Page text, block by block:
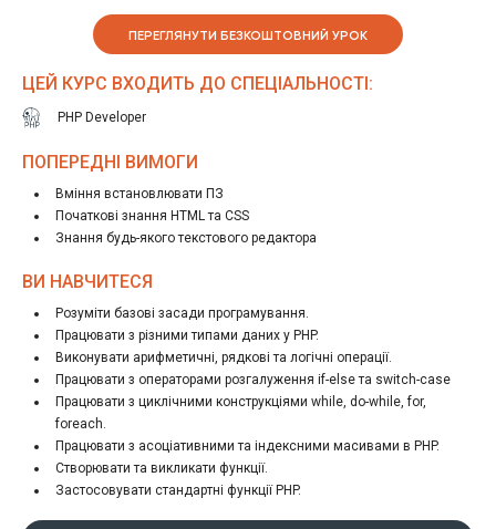
типами даних, виразами та операціями в PHP, вивчіть основи
застосування циклічних та умовних конструкцій. На курсі будуть
розглянуті індексні та асоціативні масиви, як часто застосовні типи
даних. Також ви вивчите основи роботи зі змінними та функціями, та
дізнаєтеся про те, як застосовувати стандартні функції мови PHP.
початку вивчення спеціальності PHP розробника.
ПЕРЕГЛЯНУТИ БЕЗКОШТОВНИЙ УРОК
ЦЕЙ КУРС ВХОДИТЬ ДО СПЕЦІАЛЬНОСТІ:
PHP Developer
ПОПЕРЕДНІ ВИМОГИ
Вміння встановлювати ПЗ
Початкові знання HTML та CSS
Знання будь-якого текстового редактора
ВИ НАВЧИТЕСЯ
Розуміти базові засади програмування.
Працювати з різними типами даних у PHP.
Виконувати арифметичні, рядкові та логічні операції.
Працювати з операторами розгалуження if-else та switch-case
Працювати з циклічними конструкціями while, do-while, for,
foreach.
Працювати з асоціативними та індексними масивами в PHP.
Створювати та викликати функції.
Застосовувати стандартні функції PHP.